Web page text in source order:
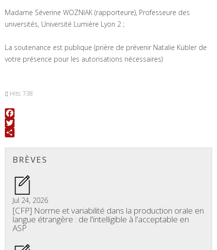
Madame Séverine WOZNIAK (rapporteure), Professeure des
universités, Université Lumière Lyon 2 ;
La soutenance est publique (prière de prévenir Natalie Kübler de
votre présence pour les autorisations nécessaires)
Hits: 738
Facebook
Twitter
BRÈVES
Jul 24, 2026
[CFP] Norme et variabilité dans la production orale en
langue étrangère : de l'intelligible à l'acceptable en
ASP